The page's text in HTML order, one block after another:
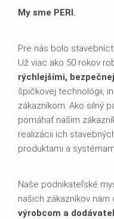
My sme PERI.
Pre nás bolo
Už viac ako 50 rokov
rýchlejšími,
špičkovej technológii,
zákazníkom. Ako silný
pomáhať našim
realizácii ich
produktami a
Naše podnikateľské
našich zákazníkov
výrobcom a